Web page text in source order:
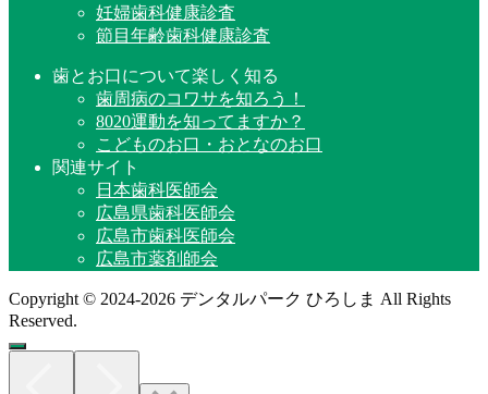
妊婦歯科健康診査
節目年齢歯科健康診査
歯とお口について楽しく知る
歯周病のコワサを知ろう！
8020運動を知ってますか？
こどものお口・おとなのお口
関連サイト
日本歯科医師会
広島県歯科医師会
広島市歯科医師会
広島市薬剤師会
Copyright © 2024-2026 デンタルパーク ひろしま All Rights
Reserved.